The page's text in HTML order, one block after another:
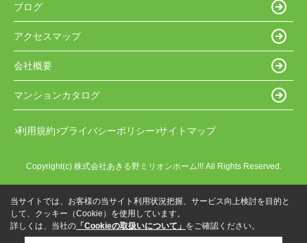
ブログ
アクセスマップ
会社概要
マンションカタログ
利用規約 プライバシーポリシー サイトマップ
Copyright(c) 株式会社あきる野ミリオンホーム!!! All Rights Reserved.
当サイトでは、お客様の当サイト利用状況把握、サービス向上検討を目的と
して、クッキー（Cookie）を使用しています。
詳しくは、当社の 「Cookieの取扱いについて」 をご確認ください。